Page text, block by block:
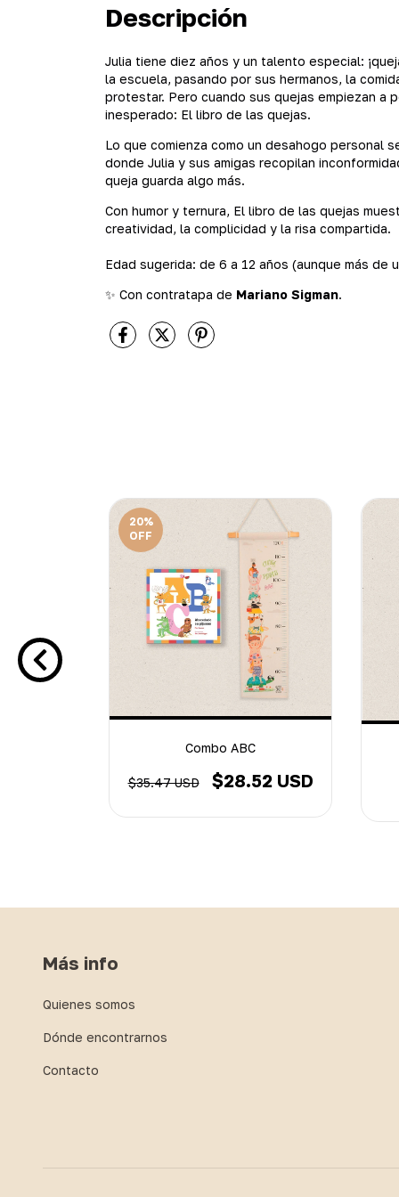
Descripción
Julia tiene diez años y un talento especial:
la escuela, pasando por sus hermanos, la
protestar. Pero cuando sus quejas empiezan a
inesperado: El libro de las quejas.
Lo que comienza como un desahogo personal
donde Julia y sus amigas recopilan
queja guarda algo más.
Con humor y ternura, El libro de las quejas
creatividad, la complicidad y la risa compartida.
Edad sugerida: de 6 a 12 años (aunque más
✨ Con contratapa de Mariano Sigman.
20%
OFF
Combo ABC
$35.47 USD $28.52 USD
Más info
Quienes somos
Dónde encontrarnos
Contacto